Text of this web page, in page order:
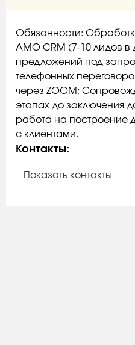
Обязанности:
AMO CRM (7-10 лидов
предложений под
телефонных
через ZOOM;
этапах до заключения
работа на построение
с клиентами.
Контакты:
Показать контакты